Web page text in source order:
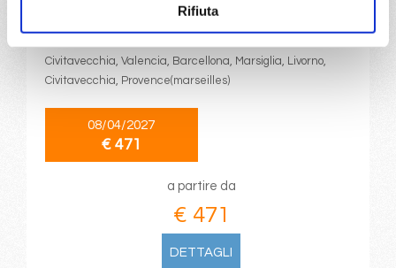
Rifiuta
Mediterraneo7 giorni
Civitavecchia, Valencia, Barcellona, Marsiglia, Livorno,
Civitavecchia, Provence(marseilles)
08/04/2027
€ 471
a partire da
€ 471
DETTAGLI